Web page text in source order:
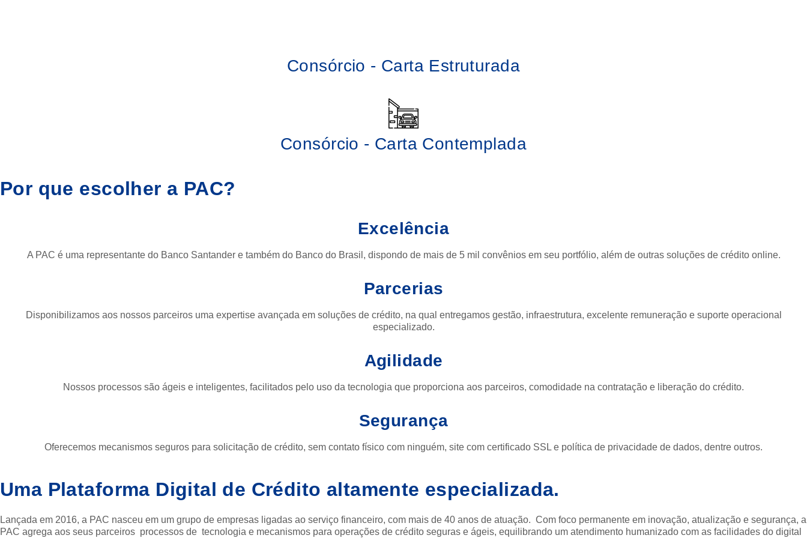
Consórcio - Carta Estruturada
Consórcio - Carta Contemplada
Por que escolher a PAC?
Excelência
A PAC é uma representante do Banco Santander e também do Banco do Brasil, dispondo de mais de 5 mil convênios em seu portfólio, além de outras soluções de crédito online.
Parcerias
Disponibilizamos aos nossos parceiros uma expertise avançada em soluções de crédito, na qual entregamos gestão, infraestrutura, excelente remuneração e suporte operacional
especializado.
Agilidade
Nossos processos são ágeis e inteligentes, facilitados pelo uso da tecnologia que proporciona aos parceiros, comodidade na contratação e liberação do crédito.
Segurança
Oferecemos mecanismos seguros para solicitação de crédito, sem contato físico com ninguém, site com certificado SSL e política de privacidade de dados, dentre outros.
Uma Plataforma Digital de Crédito altamente especializada.
Lançada em 2016, a PAC nasceu em um grupo de empresas ligadas ao serviço financeiro, com mais de 40 anos de atuação. Com foco permanente em inovação, atualização e segurança, a
PAC agrega aos seus parceiros processos de tecnologia e mecanismos para operações de crédito seguras e ágeis, equilibrando um atendimento humanizado com as facilidades do digital